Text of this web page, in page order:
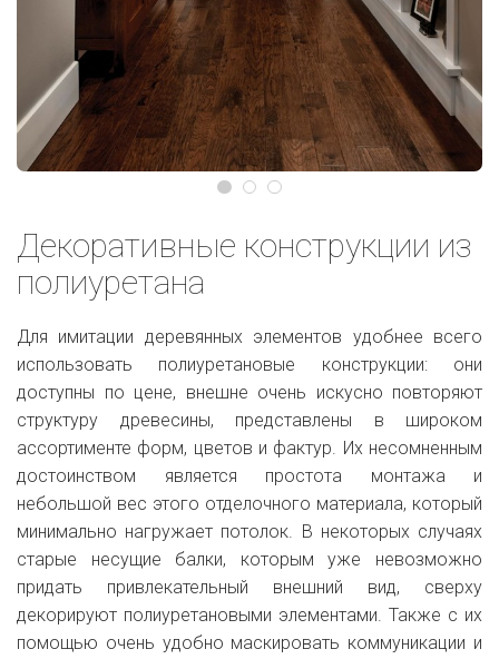
Декоративные конструкции из
полиуретана
Для имитации деревянных элементов удобнее всего
использовать полиуретановые конструкции: они
доступны по цене, внешне очень искусно повторяют
структуру древесины, представлены в широком
ассортименте форм, цветов и фактур. Их несомненным
достоинством является простота монтажа и
небольшой вес этого отделочного материала, который
минимально нагружает потолок. В некоторых случаях
старые несущие балки, которым уже невозможно
придать привлекательный внешний вид, сверху
декорируют полиуретановыми элементами. Также с их
помощью очень удобно маскировать коммуникации и